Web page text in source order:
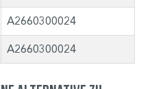
A2660300024
A2660300024